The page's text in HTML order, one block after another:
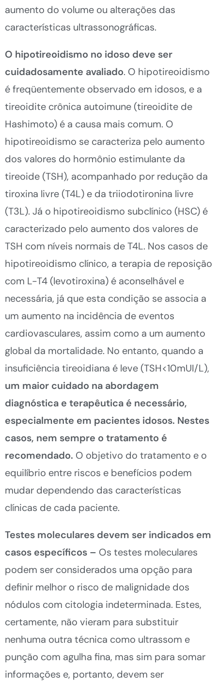
aumento do volume ou alterações das
características ultrassonográficas.
O hipotireoidismo no idoso deve ser
cuidadosamente avaliado. O hipotireoidismo
é freqüentemente observado em idosos, e a
tireoidite crônica autoimune (tireoidite de
Hashimoto) é a causa mais comum. O
hipotireoidismo se caracteriza pelo aumento
dos valores do hormônio estimulante da
tireoide (TSH), acompanhado por redução da
tiroxina livre (T4L) e da triiodotironina livre
(T3L). Já o hipotireoidismo subclínico (HSC) é
caracterizado pelo aumento dos valores de
TSH com níveis normais de T4L. Nos casos de
hipotireoidismo clínico, a terapia de reposição
com L-T4 (levotiroxina) é aconselhável e
necessária, já que esta condição se associa a
um aumento na incidência de eventos
cardiovasculares, assim como a um aumento
global da mortalidade. No entanto, quando a
insuficiência tireoidiana é leve (TSH<10mUI/L),
um maior cuidado na abordagem
diagnóstica e terapêutica é necessário,
especialmente em pacientes idosos. Nestes
casos, nem sempre o tratamento é
recomendado. O objetivo do tratamento e o
equilíbrio entre riscos e benefícios podem
mudar dependendo das características
clínicas de cada paciente.
Testes moleculares devem ser indicados em
casos específicos – Os testes moleculares
podem ser considerados uma opção para
definir melhor o risco de malignidade dos
nódulos com citologia indeterminada. Estes,
certamente, não vieram para substituir
nenhuma outra técnica como ultrassom e
punção com agulha fina, mas sim para somar
informações e, portanto, devem ser